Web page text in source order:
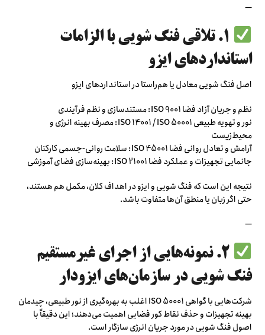
—
۱. تلاقی فنگ شویی با الزامات
استانداردهای ایزو
اصل فنگ شویی معادل یا هم‌راستا در استانداردهای ایزو
نظم و جریان آزاد فضا ISO 9001: مستندسازی و نظم فرآیندی
نور و تهویه طبیعی ISO 14001 / ISO 50001: مصرف بهینه انرژی و
محیط‌زیست
آرامش و تعادل روانی فضا ISO 45001: سلامت روانی-جسمی کارکنان
جانمایی تجهیزات و عملکرد فضا ISO 21001: بهینه‌سازی فضای آموزشی
نتیجه این است که فنگ شویی و ایزو در اهداف کلان، مکمل هم هستند،
حتی اگر زبان یا منطق آن‌ها متفاوت باشد.
—
۲. نمونه‌هایی از اجرای غیرمستقیم
فنگ شویی در سازمان‌های ایزودار
شرکت‌هایی با گواهی ISO 50001 اغلب به بهره‌گیری از نور طبیعی، چیدمان
بهینه تجهیزات و حذف نقاط کور فضایی اهمیت می‌دهند؛ این دقیقاً با
اصول فنگ شویی در مورد جریان انرژی سازگار است.